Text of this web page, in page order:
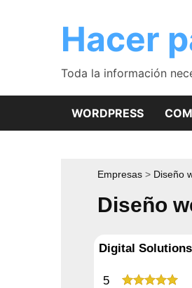
Hacer
Toda la información
WORDPRESS
Empresas Diseño
Diseño
Digital
5